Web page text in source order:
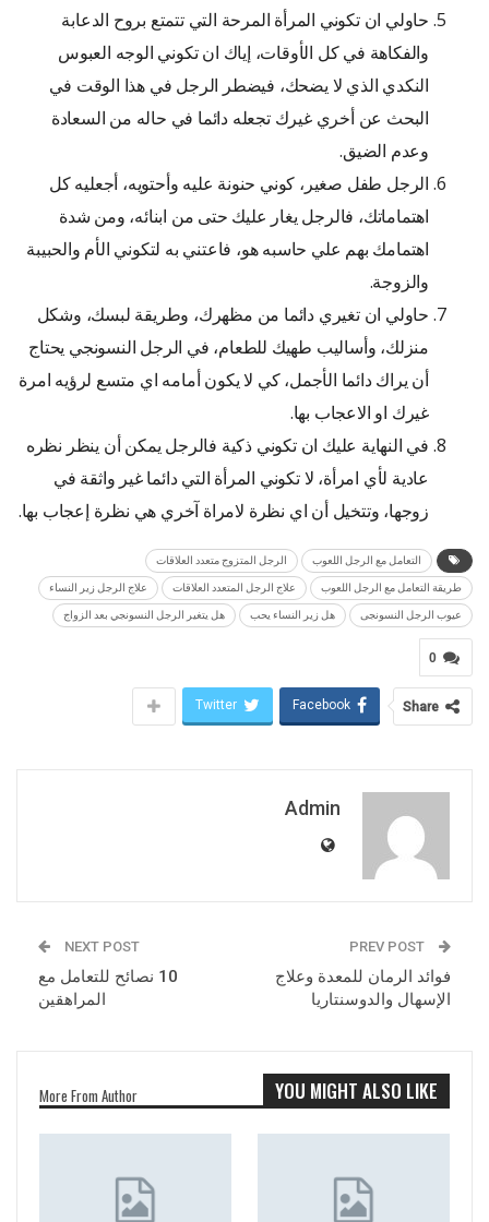
حاولي ان تكوني المرأة المرحة التي تتمتع بروح الدعابة
والفكاهة في كل الأوقات، إياك ان تكوني الوجه العبوس
النكدي الذي لا يضحك، فيضطر الرجل في هذا الوقت في
البحث عن أخري غيرك تجعله دائما في حاله من السعادة
وعدم الضيق.
الرجل طفل صغير، كوني حنونة عليه وأحتويه، أجعليه كل
اهتماماتك، فالرجل يغار عليك حتى من ابنائه، ومن شدة
اهتمامك بهم علي حاسبه هو، فاعتني به لتكوني الأم والحبيبة
والزوجة.
حاولي ان تغيري دائما من مظهرك، وطريقة لبسك، وشكل
منزلك، وأساليب طهيك للطعام، في الرجل النسونجي يحتاج
أن يراك دائما الأجمل، كي لا يكون أمامه اي متسع لرؤيه امرة
غيرك او الاعجاب بها.
في النهاية عليك ان تكوني ذكية فالرجل يمكن أن ينظر نظره
عادية لأي امرأة، لا تكوني المرأة التي دائما غير واثقة في
زوجها، وتتخيل أن اي نظرة لامراة آخري هي نظرة إعجاب بها.
التعامل مع الرجل اللعوب الرجل المتزوج متعدد العلاقات
طريقة التعامل مع الرجل اللعوب علاج الرجل المتعدد العلاقات علاج الرجل زير النساء
عيوب الرجل النسونجى هل زير النساء يحب هل يتغير الرجل النسونجي بعد الزواج
0
Share
Facebook
Twitter
Admin
فوائد الرمان للمعدة وعلاج
الإسهال والدوسنتاريا
NEXT POST
10 نصائح للتعامل مع
المراهقين
YOU MIGHT ALSO LIKE
More From Author